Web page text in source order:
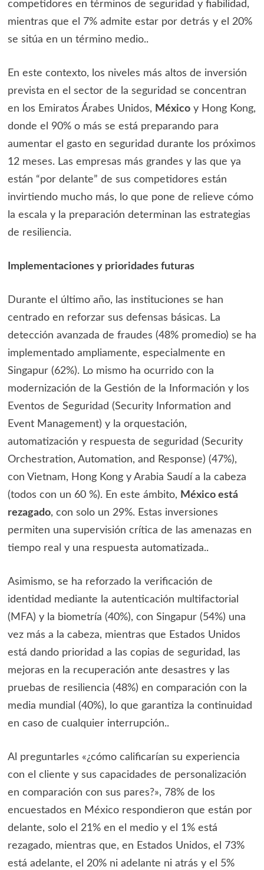
competidores en términos de seguridad y fiabilidad,
mientras que el 7% admite estar por detrás y el 20%
se sitúa en un término medio..
En este contexto, los niveles más altos de inversión
prevista en el sector de la seguridad se concentran
en los Emiratos Árabes Unidos, Méxicoy Hong Kong,
donde el 90% o más se está preparando para
aumentar el gasto en seguridad durante los próximos
12 meses. Las empresas más grandes y las que ya
están “por delante” de sus competidores están
invirtiendo mucho más, lo que pone de relieve cómo
la escala y la preparación determinan las estrategias
de resiliencia.
Implementaciones y prioridades futuras
Durante el último año, las instituciones se han
centrado en reforzar sus defensas básicas. La
detección avanzada de fraudes (48% promedio) se ha
implementado ampliamente, especialmente en
Singapur (62%). Lo mismo ha ocurrido con la
modernización de la Gestión de la Información y los
Eventos de Seguridad (Security Information and
Event Management) y la orquestación,
automatización y respuesta de seguridad (Security
Orchestration, Automation, and Response) (47%),
con Vietnam, Hong Kong y Arabia Saudí a la cabeza
(todos con un 60 %). En este ámbito, México está
rezagado, con solo un 29%. Estas inversiones
permiten una supervisión crítica de las amenazas en
tiempo real y una respuesta automatizada..
Asimismo, se ha reforzado la verificación de
identidad mediante la autenticación multifactorial
(MFA) y la biometría (40%), con Singapur (54%) una
vez más a la cabeza, mientras que Estados Unidos
está dando prioridad a las copias de seguridad, las
mejoras en la recuperación ante desastres y las
pruebas de resiliencia (48%) en comparación con la
media mundial (40%), lo que garantiza la continuidad
en caso de cualquier interrupción..
Al preguntarles «¿cómo calificarían su experiencia
con el cliente y sus capacidades de personalización
en comparación con sus pares?», 78% de los
encuestados en México respondieron que están por
delante, solo el 21% en el medio y el 1% está
rezagado, mientras que, en Estados Unidos, el 73%
está adelante, el 20% ni adelante ni atrás y el 5%